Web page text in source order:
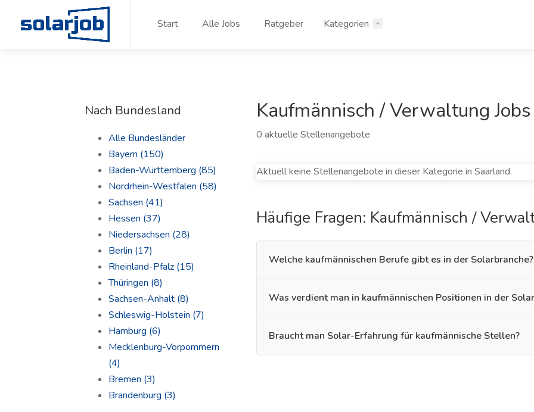
Zum Inhalt springen
Start
Alle Jobs Ratgeber Kategorien
Nach Bundesland
Alle Bundesländer
Bayern (150)
Baden-Württemberg (85)
Nordrhein-Westfalen (58)
Sachsen (41)
Hessen (37)
Niedersachsen (28)
Berlin (17)
Rheinland-Pfalz (15)
Thüringen (8)
Sachsen-Anhalt (8)
Schleswig-Holstein (7)
Hamburg (6)
Mecklenburg-Vorpommern
(4)
Bremen (3)
Brandenburg (3)
Kaufmännisch / Verwaltung
0 aktuelle Stellenangebote
Aktuell keine Stellenangebote in dieser Kategorie in Saarland.
Häufige Fragen: Kaufmännisch /
Welche kaufmännischen Berufe gibt es in der Solarbranche?
Was verdient man in kaufmännischen Positionen in der
Braucht man Solar-Erfahrung für kaufmännische Stellen?